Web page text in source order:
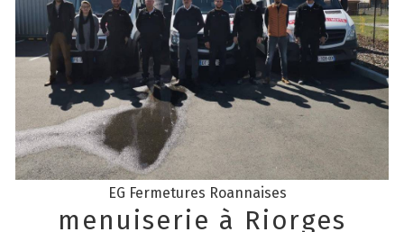
EG Fermetures Roannaises
menuiserie à Riorges